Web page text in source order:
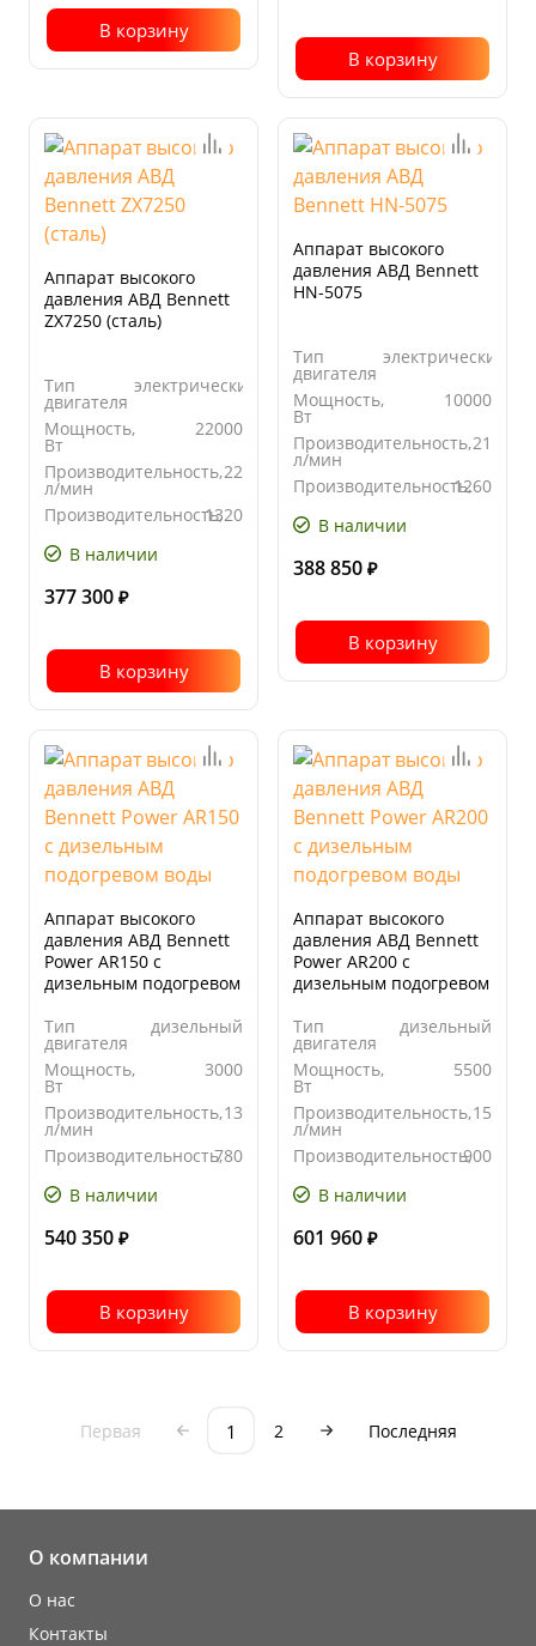
В корзину
В корзину
Аппарат высокого
давления АВД Bennett
ZX7250 (сталь)
Тип
двигателя
электрический
Мощность,
Вт
22000
Производительность,
л/мин
22
Производительность,
л/час
1320
В наличии
377 300 ₽
В корзину
Аппарат высокого
давления АВД Bennett
HN-5075
Тип
двигателя
электрический
Мощность,
Вт
10000
Производительность,
л/мин
21
Производительность,
л/час
1260
В наличии
388 850 ₽
В корзину
Аппарат высокого
давления АВД Bennett
Power AR150 с
дизельным подогревом
Тип
двигателя
дизельный
Мощность,
Вт
3000
Производительность,
л/мин
13
Производительность,
л/час
780
В наличии
540 350 ₽
В корзину
Аппарат высокого
давления АВД Bennett
Power AR200 с
дизельным подогревом
Тип
двигателя
дизельный
Мощность,
Вт
5500
Производительность,
л/мин
15
Производительность,
л/час
900
В наличии
601 960 ₽
В корзину
Первая 1 2 Последняя
О компании
О нас
Контакты